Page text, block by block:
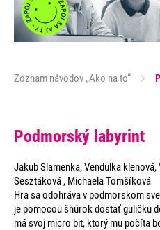
Zoznam návodov „Ako na to“
Podmorský labyrint
Jakub Slamenka, Vendulka
Sesztáková , Michaela Tomšíková
Hra sa odohráva v podmorskom
je pomocou šnúrok dostať guličku
má svoj micro bit, ktorý mu počíta